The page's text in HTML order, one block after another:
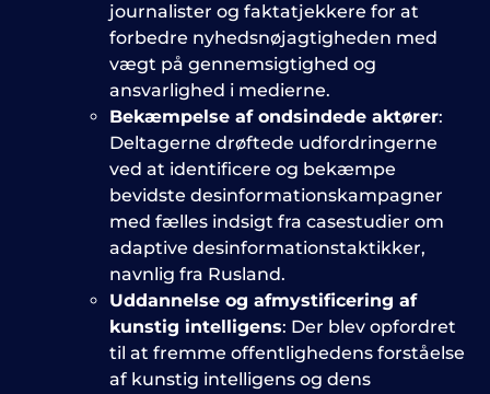
journalister og faktatjekkere for at
forbedre nyhedsnøjagtigheden med
vægt på gennemsigtighed og
ansvarlighed i medierne.
Bekæmpelse af ondsindede aktører:
Deltagerne drøftede udfordringerne
ved at identificere og bekæmpe
bevidste desinformationskampagner
med fælles indsigt fra casestudier om
adaptive desinformationstaktikker,
navnlig fra Rusland.
Uddannelse og afmystificering af
kunstig intelligens: Der blev opfordret
til at fremme offentlighedens forståelse
af kunstig intelligens og dens